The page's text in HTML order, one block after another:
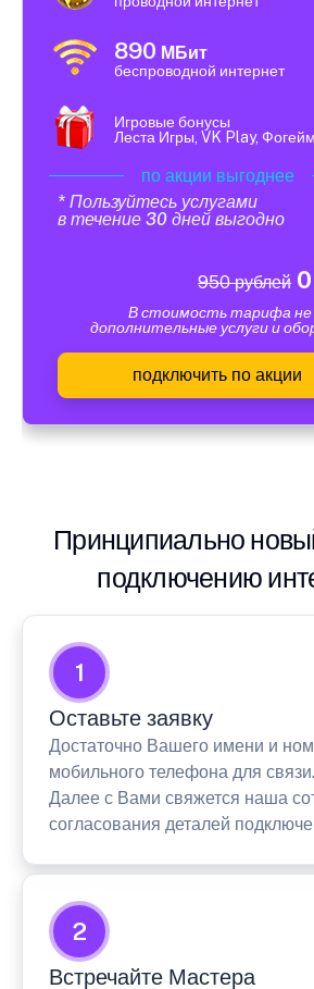
890 МБит
беспроводной интернет
Игровые бонусы
Леста Игры, VK Play, Фогейм
по акции выгоднее
* Пользуйтесь услугами
в течение 30 дней выгодно
950 рублей0
В стоимость тарифа не
дополнительные услуги и
подключить по акции
Принципиально
подключению
1
Оставьте заявку
Достаточно Вашего имени и
мобильного телефона для связи.
Далее с Вами свяжется наша
согласования деталей
2
Встречайте Мастера